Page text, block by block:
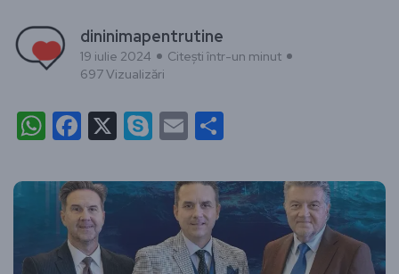
dininimapentrutine
19 iulie 2024
Citești într-un minut
697 Vizualizări
WhatsApp
Facebook
X Skype
Email